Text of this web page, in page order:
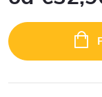
cena: